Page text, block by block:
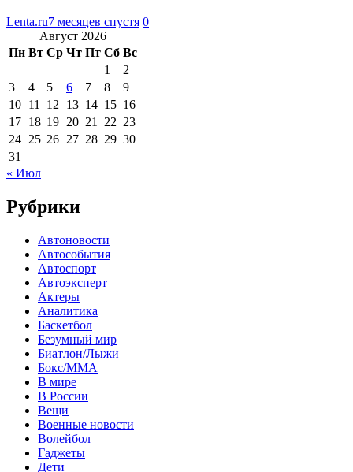
Lenta.ru7 месяцев спустя 0
Август 2026
Пн Вт Ср Чт Пт Сб Вс
1
2
3
4 5 6 7 8
9
10 11 12 13 14 15 16
17 18 19 20 21 22 23
24 25 26 27 28 29 30
31
« Июл
Рубрики
Автоновости
Автособытия
Автоспорт
Автоэксперт
Актеры
Аналитика
Баскетбол
Безумный мир
Биатлон/Лыжи
Бокс/MMA
В мире
В России
Вещи
Военные новости
Волейбол
Гаджеты
Дети